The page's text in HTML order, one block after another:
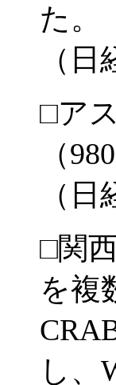
た。
（日
□ア
（
（日
□関
を複
し、